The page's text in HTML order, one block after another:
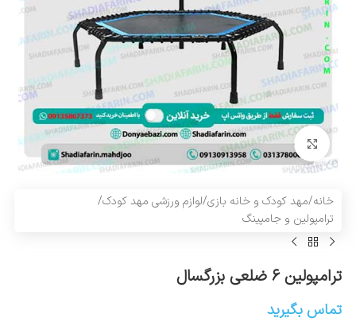
بزرگنمایی تصویر
خانه/مهد کودک و خانه بازی/لوازم ورزشی مهد کودک/
ترامپولین و جامپینگ
ترامپولین ۶ ضلعی بزرگسال
تماس بگیرید